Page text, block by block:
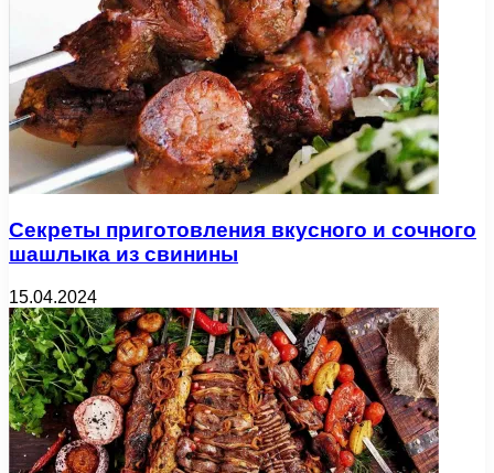
Секреты приготовления вкусного и сочного
шашлыка из свинины
15.04.2024